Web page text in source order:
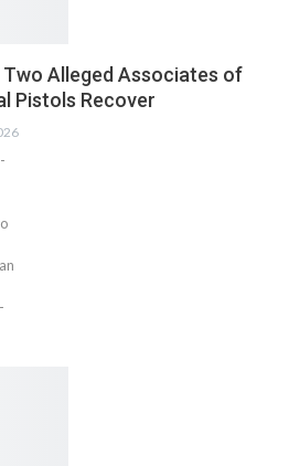
Alleged Associates of
Pistols Recover